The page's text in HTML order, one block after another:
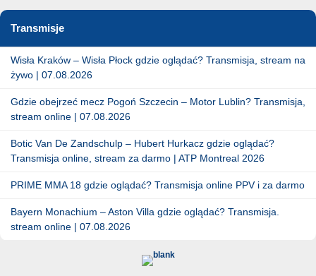
Transmisje
Wisła Kraków – Wisła Płock gdzie oglądać? Transmisja, stream na
żywo | 07.08.2026
Gdzie obejrzeć mecz Pogoń Szczecin – Motor Lublin? Transmisja,
stream online | 07.08.2026
Botic Van De Zandschulp – Hubert Hurkacz gdzie oglądać?
Transmisja online, stream za darmo | ATP Montreal 2026
PRIME MMA 18 gdzie oglądać? Transmisja online PPV i za darmo
Bayern Monachium – Aston Villa gdzie oglądać? Transmisja.
stream online | 07.08.2026